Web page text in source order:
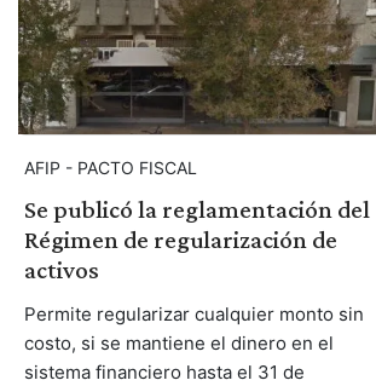
AFIP - PACTO FISCAL
Se publicó la reglamentación del
Régimen de regularización de
activos
Permite regularizar cualquier monto sin
costo, si se mantiene el dinero en el
sistema financiero hasta el 31 de